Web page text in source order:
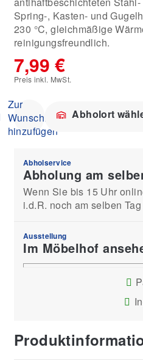
Spring-, Kasten- und
230 °C, gleichmäßige
reinigungsfreundlich.
7,99 €
Preis inkl. MwSt.
Zur
Wunschliste
hinzufügen
Abholort
Abholservice
Abholung am
Wenn Sie bis 15 Uhr
i.d.R. noch am selben
Ausstellung
Im Möbelhof